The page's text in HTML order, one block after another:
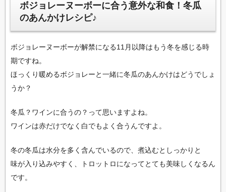
ボジョレーヌーボーに合う意外な和食！冬瓜
のあんかけレシピ♪
ボジョレーヌーボーが解禁になる11月以降はもう冬を感じる時
期ですね。
ほっくり暖めるボジョレーと一緒に冬瓜のあんかけはどうでしょ
うか？
冬瓜？ワインに合うの？って思いますよね。
ワインは赤だけでなく白でもよく合うんですよ。
冬の冬瓜は水分を多く含んでいるので、煮込むとしっかりと
味が入り込みやすく、トロットロになってとても美味しくなるん
です。